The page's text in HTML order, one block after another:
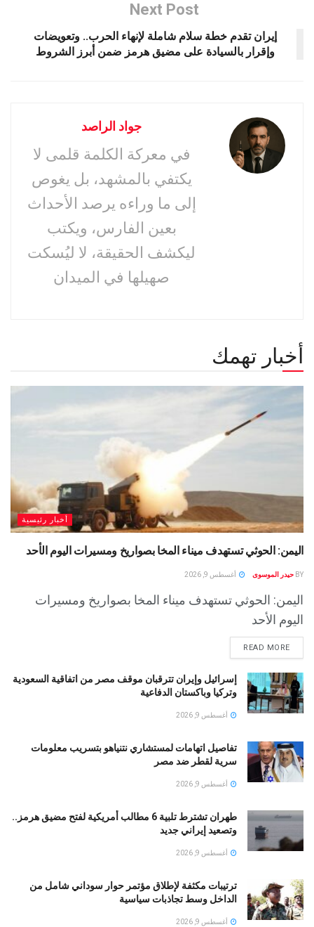
Next Post
إيران تقدم خطة سلام شاملة لإنهاء الحرب.. وتعويضات
وإقرار بالسيادة على مضيق هرمز ضمن أبرز الشروط
جواد الراصد
في معركة الكلمة قلمى لا
يكتفي بالمشهد، بل يغوص
إلى ما وراءه يرصد الأحداث
بعين الفارس، ويكتب
ليكشف الحقيقة، لا ليُسكت
صهيلها في الميدان
أخبار تهمك
أخبار رئيسية
اليمن: الحوثي تستهدف ميناء المخا بصواريخ ومسيرات اليوم الأحد
BY حيدر الموسوى أغسطس 9, 2026
اليمن: الحوثي تستهدف ميناء المخا بصواريخ ومسيرات
اليوم الأحد
READ MORE
إسرائيل وإيران تترقبان موقف مصر من اتفاقية السعودية
وتركيا وباكستان الدفاعية
أغسطس 9, 2026
تفاصيل اتهامات لمستشاري نتنياهو بتسريب معلومات
سرية لقطر ضد مصر
أغسطس 9, 2026
طهران تشترط تلبية 6 مطالب أمريكية لفتح مضيق هرمز..
وتصعيد إيراني جديد
أغسطس 9, 2026
ترتيبات مكثفة لإطلاق مؤتمر حوار سوداني شامل من
الداخل وسط تجاذبات سياسية
أغسطس 9, 2026